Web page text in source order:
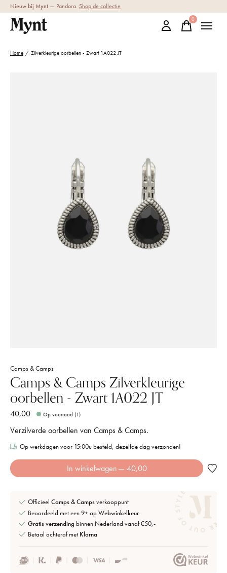
Nieuw bij Mynt — Pandora. Shop de collectie
0items
Home / Zilverkleurige oorbellen - Zwart 1A022 JT
Camps & Camps
Camps & Camps Zilverkleurige
oorbellen - Zwart 1A022 JT
40,00 Op voorraad (1)
Verzilverde oorbellen van Camps & Camps.
Op werkdagen voor 15:00u besteld, dezelfde dag verzonden!
In winkelwagen — 40,00
Officieel Camps & Campsverkooppunt
Beoordeeld met een 9+ opWebwinkelkeur
Gratis verzending binnen Nederland vanaf €50,-
Betaal achteraf met Klarna